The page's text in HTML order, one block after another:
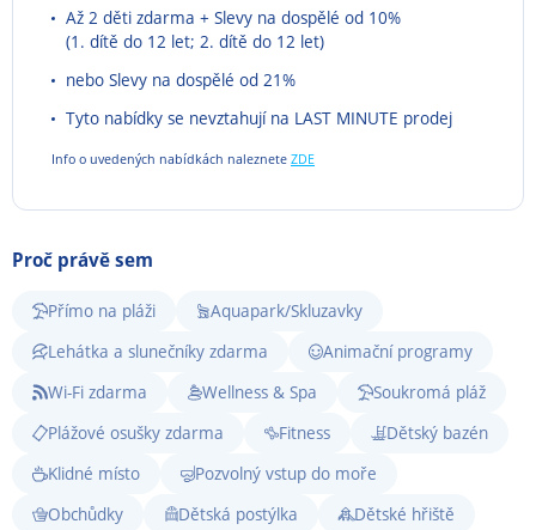
Až 2 děti zdarma + Slevy na dospělé od 10%
(1. dítě do 12 let; 2. dítě do 12 let)
nebo Slevy na dospělé od 21%
Tyto nabídky se nevztahují na LAST MINUTE prodej
Info o uvedených nabídkách naleznete ZDE
Proč právě sem
Přímo na pláži
Aquapark/Skluzavky
Lehátka a slunečníky zdarma
Animační programy
Wi-Fi zdarma
Wellness & Spa
Soukromá pláž
Plážové osušky zdarma
Fitness
Dětský bazén
Klidné místo
Pozvolný vstup do moře
Obchůdky
Dětská postýlka
Dětské hřiště